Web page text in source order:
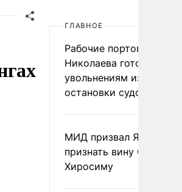
ГЛАВНОЕ
Рабочие портов
Николаева готовятся к
увольнениям из-за
остановки судоходства
МИД призвал Японию
признать вину США за
Хиросиму